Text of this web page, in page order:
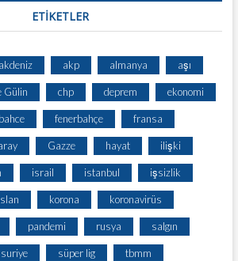
ETİKETLER
akdeniz akp almanya aşı
Gülin chp deprem ekonomi
fenerbahçe fransa
Gazze hayat ilişki
israil istanbul işsizlik
korona koronavirüs
pandemi rusya salgın
suriye süper lig tbmm